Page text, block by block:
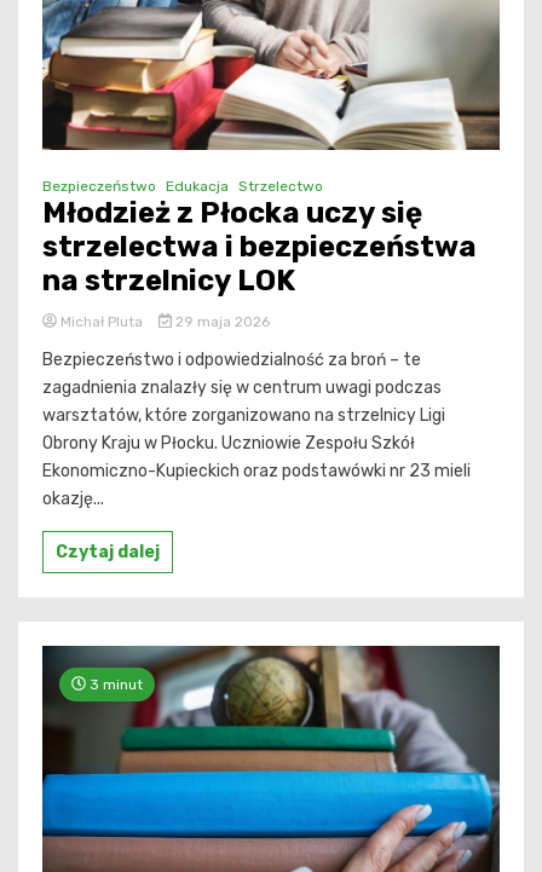
Bezpieczeństwo Edukacja Strzelectwo
Młodzież z Płocka uczy się
strzelectwa i bezpieczeństwa
na strzelnicy LOK
Michał Pluta 29 maja 2026
Bezpieczeństwo i odpowiedzialność za broń – te
zagadnienia znalazły się w centrum uwagi podczas
warsztatów, które zorganizowano na strzelnicy Ligi
Obrony Kraju w Płocku. Uczniowie Zespołu Szkół
Ekonomiczno-Kupieckich oraz podstawówki nr 23 mieli
okazję...
Czytaj dalej
3 minut